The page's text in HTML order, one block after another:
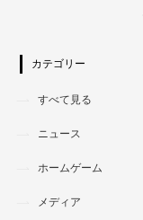
カテゴリー
すべて見る
ニュース
ホームゲーム
メディア